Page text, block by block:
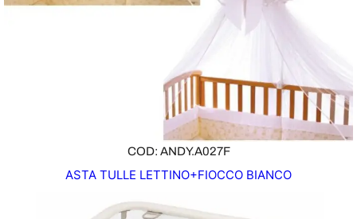
COD: ANDY.A027F
ASTA TULLE LETTINO+FIOCCO BIANCO